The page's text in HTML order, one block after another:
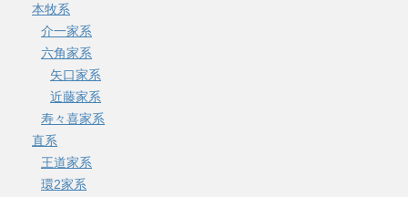
本牧系
介一家系
六角家系
矢口家系
近藤家系
寿々喜家系
直系
王道家系
環2家系